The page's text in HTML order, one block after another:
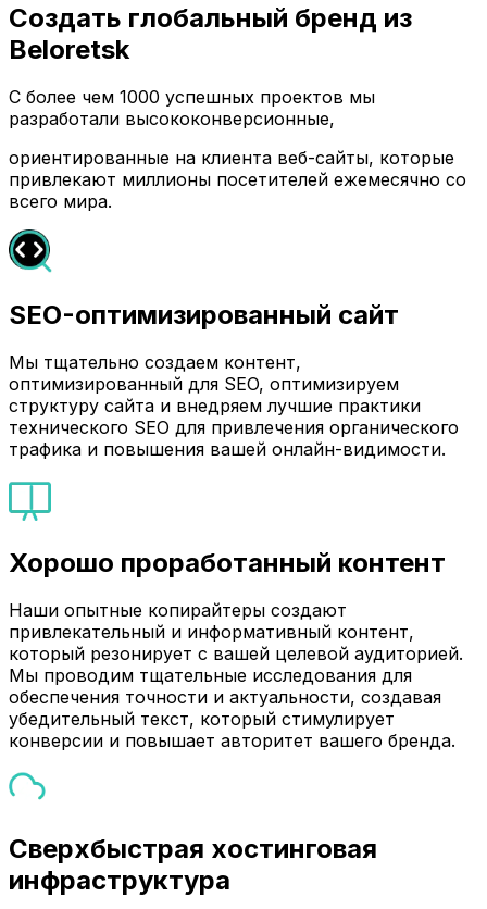
Создать глобальный бренд из
Beloretsk
С более чем 1000 успешных проектов мы
разработали высококонверсионные,
ориентированные на клиента веб-сайты, которые
привлекают миллионы посетителей ежемесячно со
всего мира.
SEO-оптимизированный сайт
Мы тщательно создаем контент,
оптимизированный для SEO, оптимизируем
структуру сайта и внедряем лучшие практики
технического SEO для привлечения органического
трафика и повышения вашей онлайн-видимости.
Хорошо проработанный контент
Наши опытные копирайтеры создают
привлекательный и информативный контент,
который резонирует с вашей целевой аудиторией.
Мы проводим тщательные исследования для
обеспечения точности и актуальности, создавая
убедительный текст, который стимулирует
конверсии и повышает авторитет вашего бренда.
Сверхбыстрая хостинговая
инфраструктура